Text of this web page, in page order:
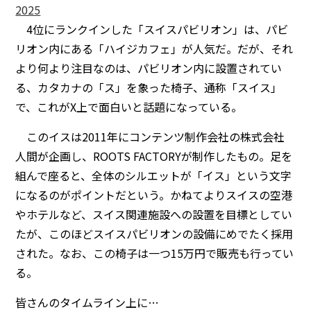
2025
4位にランクインした「スイスパビリオン」は、パビ
リオン内にある「ハイジカフェ」が人気だ。だが、それ
より何より注目なのは、パビリオン内に設置されてい
る、カタカナの「ス」を象った椅子、通称「スイス」
で、これがX上で面白いと話題になっている。
このイスは2011年にコンテンツ制作会社の株式会社
人間が企画し、ROOTS FACTORYが制作したもの。足を
組んで座ると、全体のシルエットが「イス」という文字
になるのがポイントだという。かねてよりスイスの空港
やホテルなど、スイス関連施設への設置を目標としてい
たが、このほどスイスパビリオンの設備にめでたく採用
された。なお、この椅子は一つ15万円で販売も行ってい
る。
皆さんのタイムライン上に…